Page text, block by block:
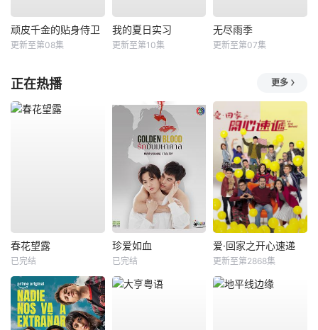
顽皮千金的贴身侍卫
更新至第08集
我的夏日实习
更新至第10集
无尽雨季
更新至第07集
正在热播 更多
春花望露
已完结
珍爱如血
已完结
爱·回家之开心速递
更新至第2868集